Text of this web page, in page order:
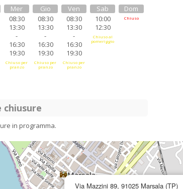
Mer
08:30
13:30
-
16:30
19:30
Chiuso per
pranzo
Gio
08:30
13:30
-
16:30
19:30
Chiuso per
pranzo
Ven
08:30
13:30
-
16:30
19:30
Chiuso per
pranzo
Sab
10:00
12:30
Chiuso al
pomeriggio
Dom
Chiuso
chiusure
in programma.
Via Mazzini 89, 91025 Marsala (TP)